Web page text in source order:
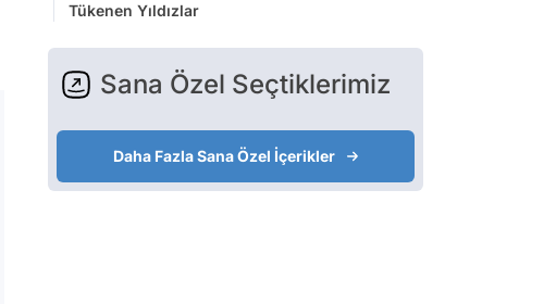
Tükenen Yıldızlar
Sana Özel Seçtiklerimiz
Daha Fazla Sana Özel İçerikler